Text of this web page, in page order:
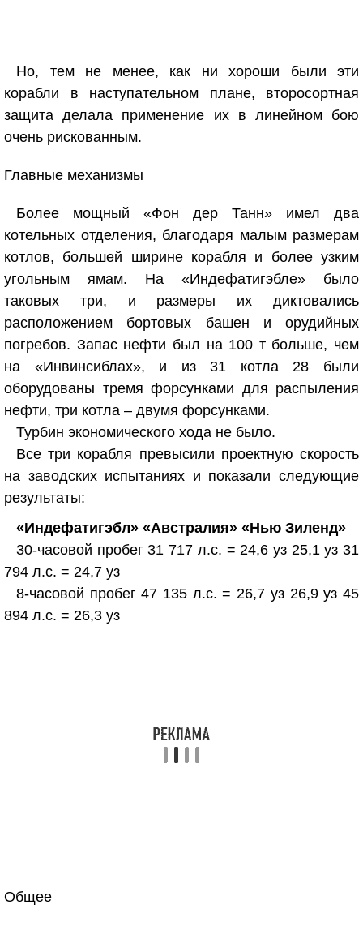
Но, тем не менее, как ни хороши были эти
корабли в наступательном плане, второсортная
защита делала применение их в линейном бою
очень рискованным.
Главные механизмы
Более мощный «Фон дер Танн» имел два
котельных отделения, благодаря малым размерам
котлов, большей ширине корабля и более узким
угольным ямам. На «Индефатигэбле» было
таковых три, и размеры их диктовались
расположением бортовых башен и орудийных
погребов. Запас нефти был на 100 т больше, чем
на «Инвинсиблах», и из 31 котла 28 были
оборудованы тремя форсунками для распыления
нефти, три котла – двумя форсунками.
Турбин экономического хода не было.
Все три корабля превысили проектную скорость
на заводских испытаниях и показали следующие
результаты:
«Индефатигэбл» «Австралия» «Нью Зиленд»
30-часовой пробег 31 717 л.с. = 24,6 уз 25,1 уз 31
794 л.с. = 24,7 уз
8-часовой пробег 47 135 л.с. = 26,7 уз 26,9 уз 45
894 л.с. = 26,3 уз
Общее